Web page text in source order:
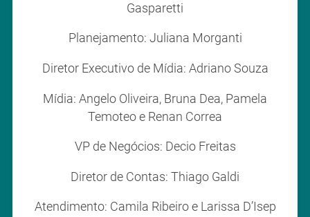
Gasparetti
Planejamento: Juliana Morganti
Diretor Executivo de Mídia: Adriano Souza
Mídia: Angelo Oliveira, Bruna Dea, Pamela
Temoteo e Renan Correa
VP de Negócios: Decio Freitas
Diretor de Contas: Thiago Galdi
Atendimento: Camila Ribeiro e Larissa D’Isep